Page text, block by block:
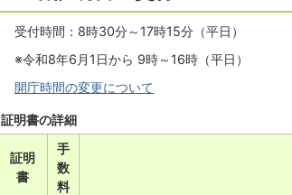
受付時間：8時30分～17時15分（平日）
※令和8年6月1日から 9時～16時（平日）
開庁時間の変更について
証明書の詳細
証明
書
手
数
料